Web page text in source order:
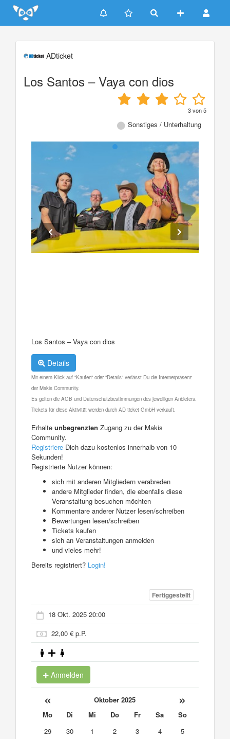
Update cookies preferences
ADticket
Los Santos – Vaya con dios
3von5
Sonstiges / Unterhaltung
Los Santos – Vaya con dios
Details
Mit einem Klick auf "Kaufen" oder "Details" verlässt Du die Internetpräsenz
der Makis Community.
Es gelten die AGB und Datenschutzbestimmungen des jeweiligen Anbieters.
Tickets für diese Aktivität werden durch AD ticket GmbH verkauft.
Erhalte unbegrenzten Zugang zu der Makis
Community.
Registriere Dich dazu kostenlos innerhalb von 10
Sekunden!
Registrierte Nutzer können:
sich mit anderen Mitgliedern verabreden
andere Mitglieder finden, die ebenfalls diese
Veranstaltung besuchen möchten
Kommentare anderer Nutzer lesen/schreiben
Bewertungen lesen/schreiben
Tickets kaufen
sich an Veranstaltungen anmelden
und vieles mehr!
Bereits registriert? Login!
Fertiggestellt
18 Okt. 2025 20:00
22,00 € p.P.
Anmelden
« Oktober 2025 »
Mo Di Mi Do Fr Sa
So
29
30 1 2 3 4
5